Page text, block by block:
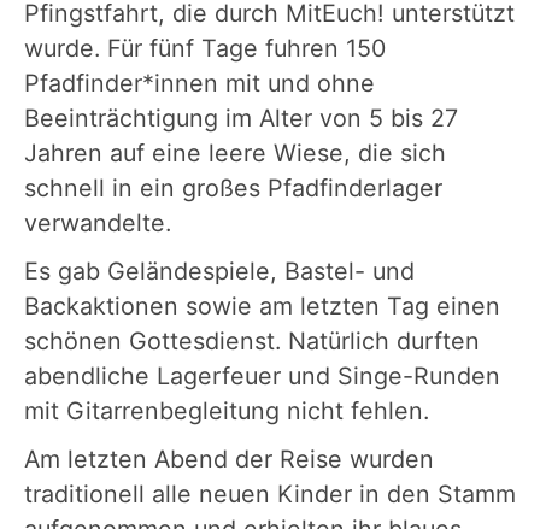
Pfingstfahrt, die durch MitEuch! unterstützt
wurde. Für fünf Tage fuhren 150
Pfadfinder*innen mit und ohne
Beeinträchtigung im Alter von 5 bis 27
Jahren auf eine leere Wiese, die sich
schnell in ein großes Pfadfinderlager
verwandelte.
Es gab Geländespiele, Bastel- und
Backaktionen sowie am letzten Tag einen
schönen Gottesdienst. Natürlich durften
abendliche Lagerfeuer und Singe-Runden
mit Gitarrenbegleitung nicht fehlen.
Am letzten Abend der Reise wurden
traditionell alle neuen Kinder in den Stamm